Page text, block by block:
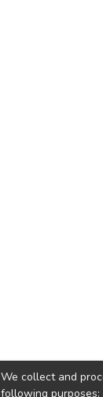
We collect and
following purposes: